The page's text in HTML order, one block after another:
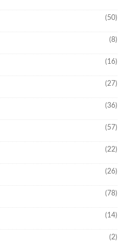
(50)
(8)
(16)
(27)
(36)
(57)
(22)
(26)
(78)
(14)
(2)